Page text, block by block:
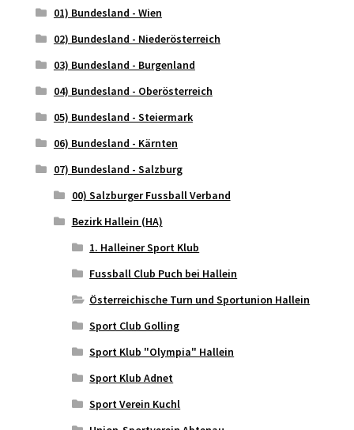
01) Bundesland - Wien
02) Bundesland - Niederösterreich
03) Bundesland - Burgenland
04) Bundesland - Oberösterreich
05) Bundesland - Steiermark
06) Bundesland - Kärnten
07) Bundesland - Salzburg
00) Salzburger Fussball Verband
Bezirk Hallein (HA)
1. Halleiner Sport Klub
Fussball Club Puch bei Hallein
Österreichische Turn und Sportunion Hallein
Sport Club Golling
Sport Klub "Olympia" Hallein
Sport Klub Adnet
Sport Verein Kuchl